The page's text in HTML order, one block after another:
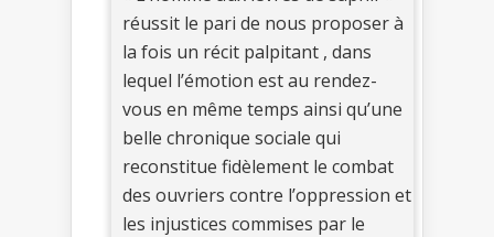
réussit le pari de nous proposer à
la fois un récit palpitant , dans
lequel l’émotion est au rendez-
vous en même temps ainsi qu’une
belle chronique sociale qui
reconstitue fidèlement le combat
des ouvriers contre l’oppression et
les injustices commises par le